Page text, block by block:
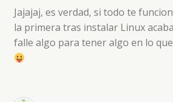
Jajajaj, es verdad, si todo te
la primera tras instalar Linux
falle algo para tener algo en lo